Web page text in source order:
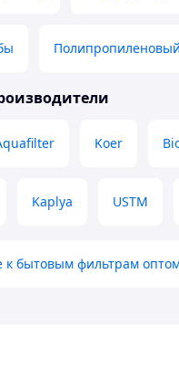
Koer
Kaplya USTM
бытовым фильтрам